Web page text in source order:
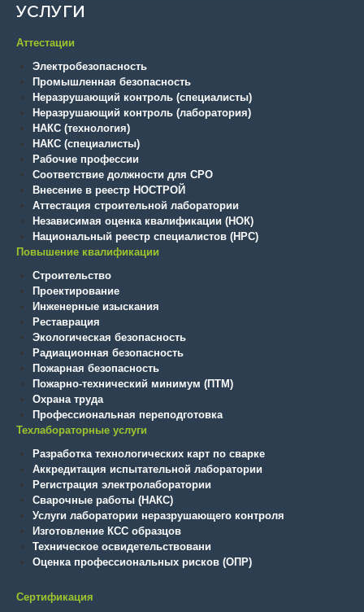
УСЛУГИ
Аттестации
Электробезопасность
Промышленная безопасность
Неразрушающий контроль (специалисты)
Неразрушающий контроль (лаборатория)
НАКС (технология)
НАКС (специалисты)
Рабочие профессии
Соответствие должности для СРО
Внесение в реестр НОСТРОЙ
Аттестация строительной лаборатории
Независимая оценка квалификации (НОК)
Национальный реестр специалистов (НРС)
Повышение квалификации
Строительство
Проектирование
Инженерные изыскания
Реставрация
Экологическая безопасность
Радиационная безопасность
Пожарная безопасность
Пожарно-технический минимум (ПТМ)
Охрана труда
Профессиональная переподготовка
Техлабораторные услуги
Разработка технологических карт по сварке
Аккредитация испытательной лаборатории
Регистрация электролаборатории
Сварочные работы (НАКС)
Услуги лаборатории неразрушающего контроля
Изготовление КСС образцов
Техническое освидетельствовани
Оценка профессиональных рисков (ОПР)
Сертификация